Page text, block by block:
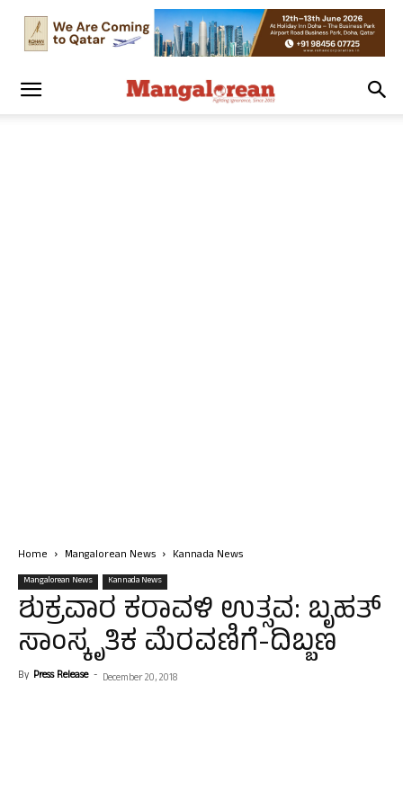
Home Mangalorean News Kannada News
Mangalorean News Kannada News
ಶುಕ್ರವಾರ ಕರಾವಳಿ ಉತ್ಸವ: ಬೃಹತ್
ಸಾಂಸ್ಕೃತಿಕ ಮೆರವಣಿಗೆ-ದಿಬ್ಬಣ
By Press Release - December 20, 2018